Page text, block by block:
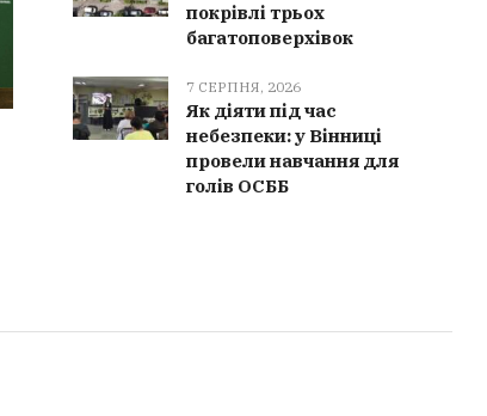
8 СЕРПНЯ, 2026
На Вінниччині судитимуть двох
покрівлі трьох
багатоповерхівок
7 СЕРПНЯ, 2026
Як діяти під час
небезпеки: у Вінниці
провели навчання для
голів ОСББ